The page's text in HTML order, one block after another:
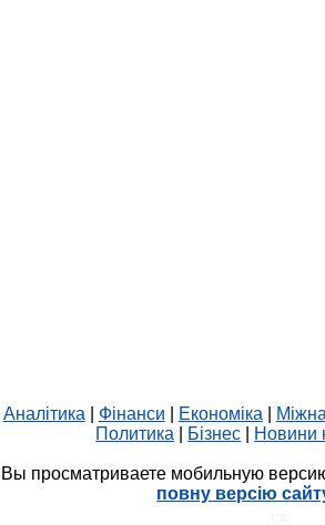
Аналітика Фінанси Економіка
Политика
Бізнес Новини
Вы просматриваете мобильную
повну версію